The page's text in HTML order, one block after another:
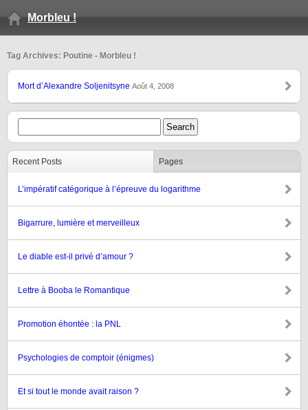
Morbleu !
Tag Archives: Poutine - Morbleu !
Mort d’Alexandre Soljenitsyne Août 4, 2008
Recent Posts Pages
L’impératif catégorique à l’épreuve du logarithme
Bigarrure, lumière et merveilleux
Le diable est-il privé d’amour ?
Lettre à Booba le Romantique
Promotion éhontée : la PNL
Psychologies de comptoir (énigmes)
Et si tout le monde avait raison ?